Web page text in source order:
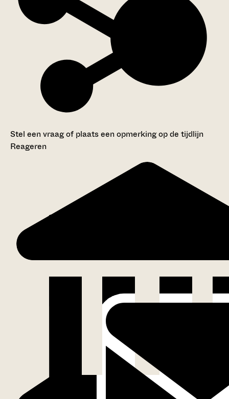
Stel een vraag of plaats een opmerking op de tijdlijn
Reageren